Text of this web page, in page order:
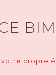
votre propre